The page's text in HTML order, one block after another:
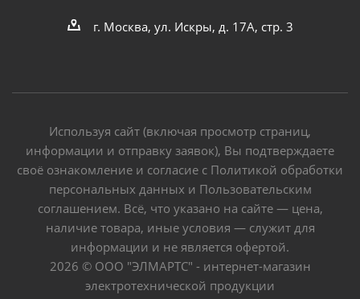
г. Москва, ул. Искры, д. 17А, стр. 3
Используя сайт (включая просмотр страниц,
информации и отправку заявок), Вы подтверждаете
своё ознакомление и согласие с Политикой обработки
персональных данных и Пользовательским
соглашением. Всё, что указано на сайте — цена,
наличие товара, иные условия — служит для
информации и не является офертой.
2026 © ООО "ЭЛМАРТС" - интернет-магазин
электротехнической продукции